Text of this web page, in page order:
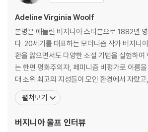
Adeline Virginia Woolf
본명은 애들린 버지니아 스티븐으로 1882년
다. 20세기를 대표하는 모더니즘 작가 버지니
환을 앓으면서도 다양한 소설 기법을 실험하
는 한편 평화주의자, 페미니즘 비평가로 이름을 알렸다.
대 소위 최고의 지성들이 모인 환경에서 자랐
육을 받았다. 비평가이자 사상가였던 아버지 레
서 책을 읽으며 어린 시절을 보냈고 오빠 토비가
트, 존 메이너드 케인스 등과 교류하며 ‘블룸즈버
펼쳐보기
버지니아 울프 인터뷰